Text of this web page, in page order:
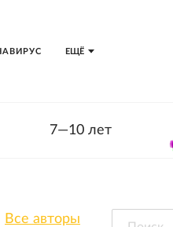
ЕЩЁ
7—10 лет
Все авторы